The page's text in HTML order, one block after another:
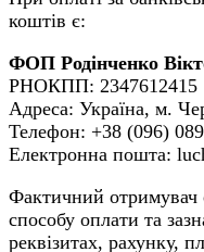
коштів є:
ФОП Родінченко
РНОКПП: 2347612415
Адреса: Україна, м.
Телефон: +38 (096)
Електронна пошта:
Фактичний отримувач
способу оплати та
реквізитах, рахунку,